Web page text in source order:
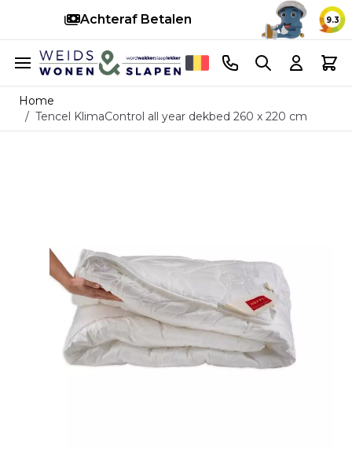
Snelle levering 14
9.3
Ga naar de inhoud
Telefoonnummer
Search Cart
Home
/ Tencel KlimaControl all year dekbed 260 x 220 cm